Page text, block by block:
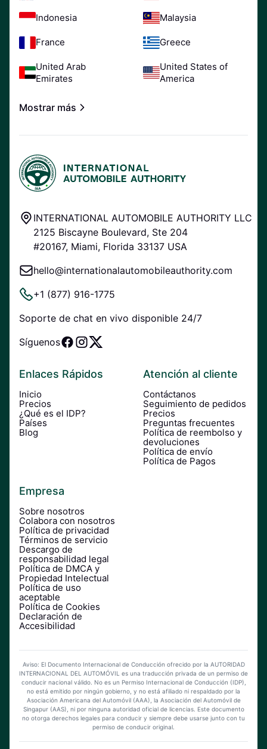
Indonesia Malaysia
France Greece
United Arab
Emirates
United States of
America
Mostrar más
INTERNATIONAL AUTOMOBILE AUTHORITY LLC
2125 Biscayne Boulevard, Ste 204
#20167, Miami, Florida 33137 USA
hello@internationalautomobileauthority.com
+1 (877) 916-1775
Soporte de chat en vivo disponible 24/7
Síguenos
Enlaces Rápidos
Inicio
Precios
¿Qué es el IDP?
Países
Blog
Atención al cliente
Contáctanos
Seguimiento de pedidos
Precios
Preguntas frecuentes
Política de reembolso y
devoluciones
Política de envío
Política de Pagos
Empresa
Sobre nosotros
Colabora con nosotros
Política de privacidad
Términos de servicio
Descargo de
responsabilidad legal
Política de DMCA y
Propiedad Intelectual
Política de uso
aceptable
Política de Cookies
Declaración de
Accesibilidad
Aviso: El Documento Internacional de Conducción ofrecido por la AUTORIDAD
INTERNACIONAL DEL AUTOMÓVIL es una traducción privada de un permiso de
conducir nacional válido. No es un Permiso Internacional de Conducción (IDP),
no está emitido por ningún gobierno, y no está afiliado ni respaldado por la
Asociación Americana del Automóvil (AAA), la Asociación del Automóvil de
Singapur (AAS), ni por ninguna autoridad oficial de licencias. Este documento
no otorga derechos legales para conducir y siempre debe usarse junto con tu
permiso de conducir original.